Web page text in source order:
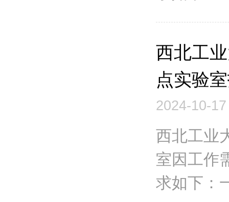
西北工
点实验
2024-10-17
西北工业
室因工作
求如下：